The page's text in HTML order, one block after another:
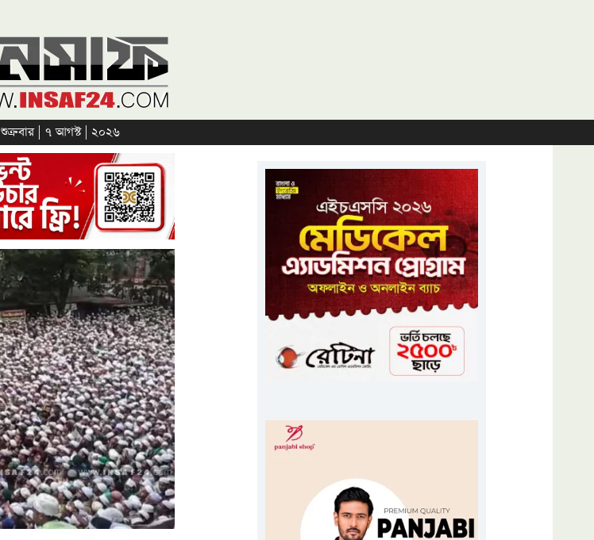
শুক্রবার | ৭ আগস্ট | ২০২৬